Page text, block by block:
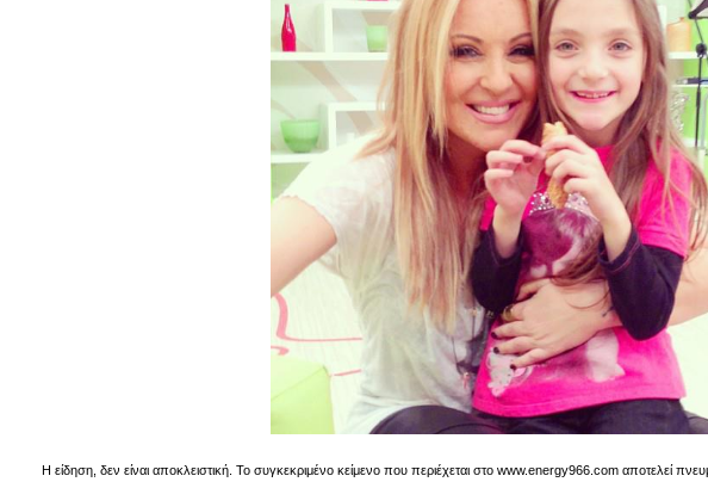
Η είδηση, δεν είναι αποκλειστική. Το συγκεκριμένο κείμενο που περιέχεται στο www.energy966.com αποτελεί